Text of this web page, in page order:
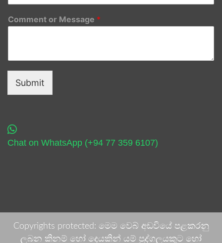
Comment or Message *
Submit
Chat on WhatsApp (+94 77 359 6107)
Copyrights protected: මෙම වෙබ් අඩවියේ පළකරනු
ලබන කිනම් හෝ දෙයකින් යම් පුද්ගලයකුට හෝ